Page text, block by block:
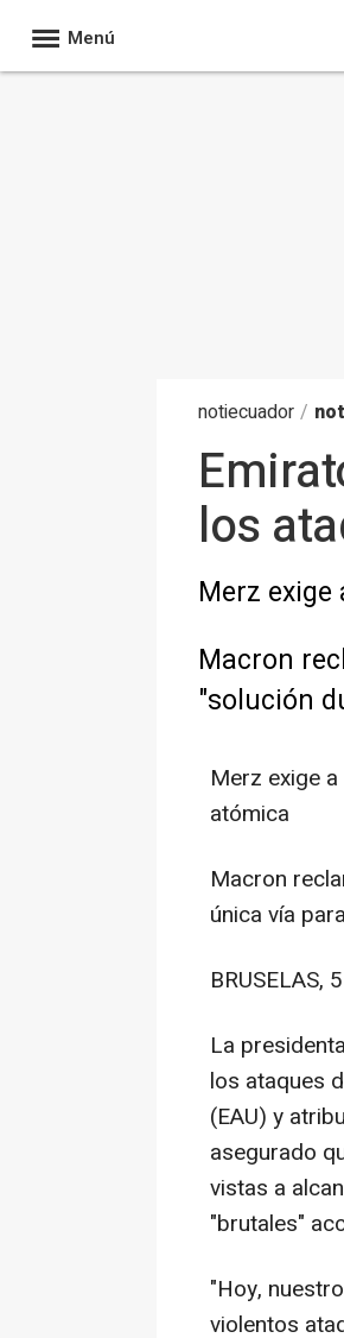
Menú
notiecuador /
los
Merz
Macron
"solución
Merz exige
atómica
Macron
única vía
BRUSELAS,
La
los ataques
(EAU) y
asegurado
vistas a
"brutales"
"Hoy,
violentos